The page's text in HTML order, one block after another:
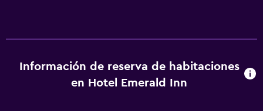
Servicios básicos
Información de reserva de habitaciones
en Hotel Emerald Inn